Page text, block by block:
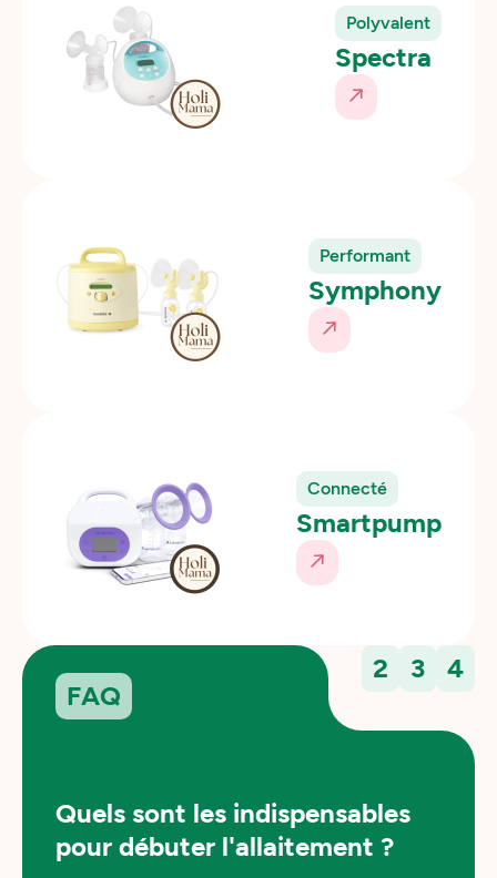
Polyvalent
Spectra
Performant
Symphony
Connecté
Smartpump
FAQ
2 3 4
Quels sont les indispensables
pour débuter l'allaitement ?